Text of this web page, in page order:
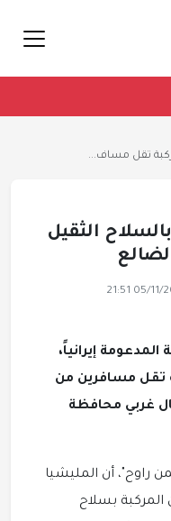
تقل مساف...
الثقيل
05/11/2022
إيرانياً،
تقل مسافرين من
غربي محافظة
راوح"، أن المليشيا
على متن المركبة بسلاح